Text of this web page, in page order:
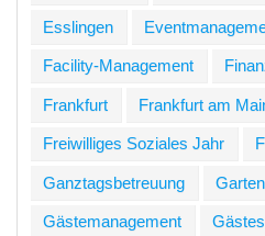
Esslingen
Facility-Management
Frankfurt Frankfurt am
Freiwilliges Soziales Jahr
Ganztagsbetreuung
Gästemanagement